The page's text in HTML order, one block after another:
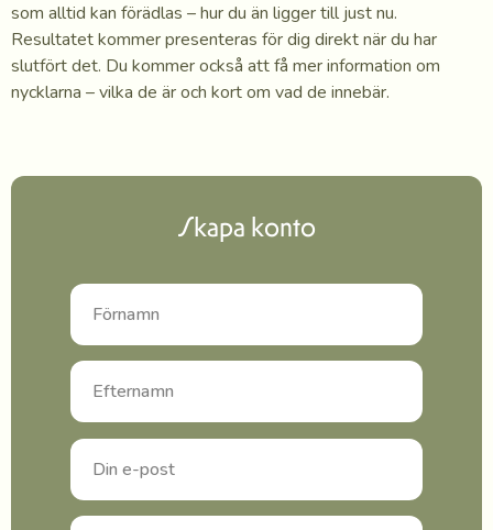
som alltid kan förädlas – hur du än ligger till just nu.
Resultatet kommer presenteras för dig direkt när du har
slutfört det. Du kommer också att få mer information om
nycklarna – vilka de är och kort om vad de innebär.
Skapa konto